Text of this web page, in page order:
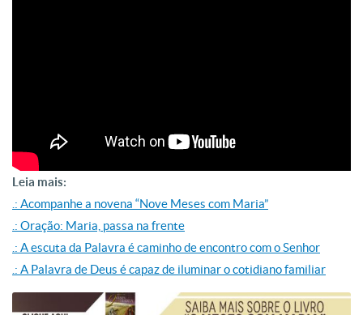
Leia mais:
.: Acompanhe a novena “Nove Meses com Maria”
.: Oração: Maria, passa na frente
.: A escuta da Palavra é caminho de encontro com o Senhor
.: A Palavra de Deus é capaz de iluminar o cotidiano familiar